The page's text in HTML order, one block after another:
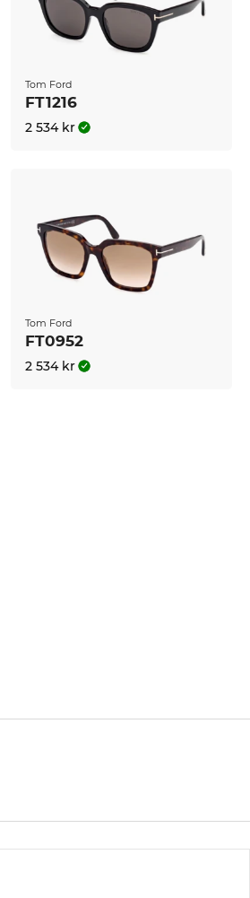
du lita på ett garanterat
FT0613 inte ens på REA hos
Tom Ford
FT1216
2 534 kr
Tom Ford
FT0952
2 534 kr